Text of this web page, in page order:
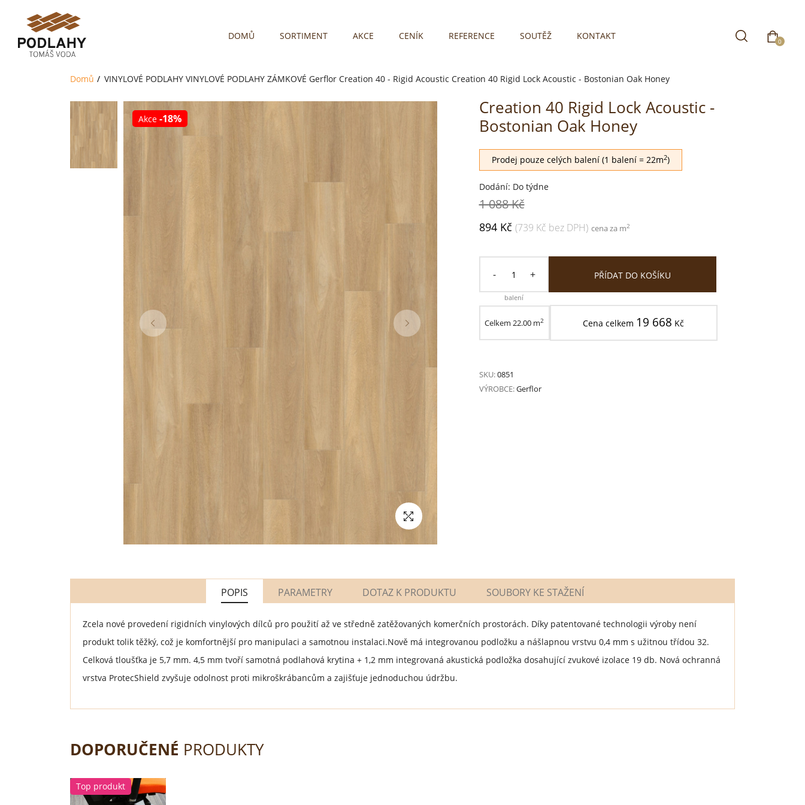
DOMŮ SORTIMENT AKCE CENÍK REFERENCE SOUTĚŽ KONTAKT 0
Domů VINYLOVÉ PODLAHY VINYLOVÉ PODLAHY ZÁMKOVÉ Gerflor Creation 40 - Rigid Acoustic Creation 40 Rigid Lock Acoustic - Bostonian Oak Honey
Akce -18%
Creation 40 Rigid Lock Acoustic -
Bostonian Oak Honey
Prodej pouze celých balení (1 balení = 22m2)
Dodání: Do týdne
1 088 Kč
894 Kč (739 Kč bez DPH) cena za m2
- +
balení
PŘÍDAT DO KOŠÍKU
Celkem 22.00 m2 Cena celkem 19 668 Kč
SKU:0851
VÝROBCE:Gerflor
POPIS PARAMETRY DOTAZ K PRODUKTU SOUBORY KE STAŽENÍ
Zcela nové provedení rigidních vinylových dílců pro použití až ve středně zatěžovaných komerčních prostorách. Díky patentované technologii výroby není
produkt tolik těžký, což je komfortnější pro manipulaci a samotnou instalaci.Nově má integrovanou podložku a nášlapnou vrstvu 0,4 mm s užitnou třídou 32.
Celková tloušťka je 5,7 mm. 4,5 mm tvoří samotná podlahová krytina + 1,2 mm integrovaná akustická podložka dosahující zvukové izolace 19 db. Nová ochranná
vrstva ProtecShield zvyšuje odolnost proti mikroškrábancům a zajišťuje jednoduchou údržbu.
DOPORUČENÉ PRODUKTY
Top produkt